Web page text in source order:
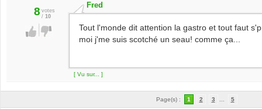
8 votes
/ 10
Fred
Tout l'monde dit attention la gastro et tout faut
moi j'me suis scotché un seau! comme ça...
[ Vu sur... ]
Page(s) : 1 2 3 5